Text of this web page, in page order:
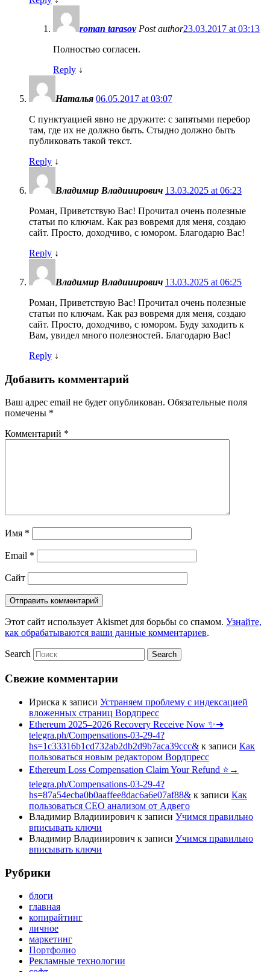
roman tarasov Post author23.03.2017 at 03:13
Полностью согласен.
Reply ↓
Наталья 06.05.2017 at 03:07
С пунктуацией явно не дружите: с запятыми перебор
там, где их не должно быть. Стыдно должно быть
публиковать такой текст.
Reply ↓
Владимир Владииирович 13.03.2025 at 06:23
Роман, Приветствую Вас! Прочитал очень полезные
статьи по ключам. Как раз вовремя для меня, создаю
сайт. Просто, доходчиво, с юмором. Благодарю Вас!
Reply ↓
Владимир Владииирович 13.03.2025 at 06:25
Роман, Приветствую Вас! Прочитал очень полезные
статьи по ключам. Как раз вовремя для меня, создаю
сайт. Просто, доходчиво, с юмором. Буду заходить к
Вам, увидел много полезностей. Благодарю Вас!
Reply ↓
Добавить комментарий
Ваш адрес email не будет опубликован. Обязательные поля
помечены *
Комментарий *
Имя *
Email *
Сайт
Этот сайт использует Akismet для борьбы со спамом. Узнайте,
как обрабатываются ваши данные комментариев.
Search
Свежие комментарии
Ириска к записи Устраняем проблему с индексацией
вложенных страниц Вордпресс
Ethereum 2025–2026 Recovery Receive Now ✨➜
telegra.ph/Compensations-03-29-4?
hs=1c33316b1cd732ab2db2d9b7aca39ccc& к записи Как
пользоваться новым редактором Вордпресс
Ethereum Loss Compensation Claim Your Refund ⭐→
telegra.ph/Compensations-03-29-4?
hs=87a54ecba0b0aaffee8dac6a6e07af88& к записи Как
пользоваться СЕО анализом от Адвего
Владимир Владииирович к записи Учимся правильно
вписывать ключи
Владимир Владииирович к записи Учимся правильно
вписывать ключи
Рубрики
блоги
главная
копирайтинг
личное
маркетинг
Портфолио
Рекламные технологии